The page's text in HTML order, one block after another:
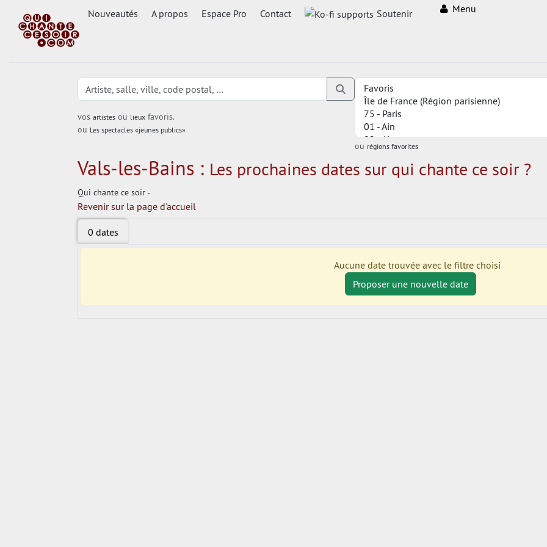
Nouveautés A propos Espace Pro Contact Soutenir Menu
vos artistesou lieuxfavoris.
ou Les spectacles «jeunes publics»
ou régions favorites
Vals-les-Bains : Les prochaines dates sur qui chante ce soir ?
Qui chante ce soir -
Revenir sur la page d'accueil
0 dates
Aucune date trouvée avec le filtre choisi
Proposer une nouvelle date